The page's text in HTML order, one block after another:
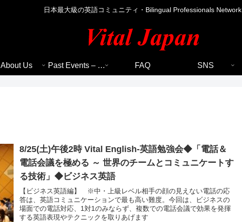
日本最大級の英語コミュニティ・Bilingual Professionals Network
About Us Past Events – 過去のイベント FAQ SNS
8/25(土)午後2時 Vital English-英語勉強会◆「電話＆
電話会議を極める ～ 世界のチームとコミュニケートす
る技術」◆ビジネス英語
【ビジネス英語編】 ※中・上級レベル相手の顔の見えない電話の応
答は、英語コミュニケーションで最も高い難度。今回は、ビジネスの
場面での電話対応、1対1のみならず、複数での電話会議で効果を発揮
する英語表現やテクニックを取りあげます